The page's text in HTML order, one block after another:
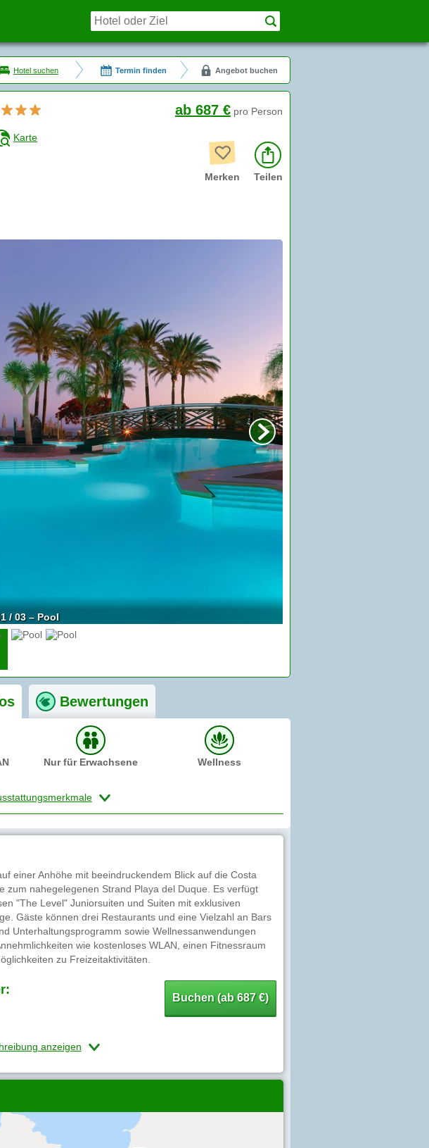
Hotel suchen Termin finden Angebot buchen
Karte
ab 687 € pro Person
Merken Teilen
/ 03 – Pool
Bewertungen
Nur für Erwachsene Wellness
einer Anhöhe mit beeindruckendem Blick auf die Costa
zum nahegelegenen Strand Playa del Duque. Es verfügt
"The Level" Juniorsuiten und Suiten mit exklusiven
Gäste können drei Restaurants und eine Vielzahl an Bars
Unterhaltungsprogramm sowie Wellnessanwendungen
wie kostenloses WLAN, einen Fitnessraum
zu Freizeitaktivitäten.
Buchen (ab 687 €)
anzeigen